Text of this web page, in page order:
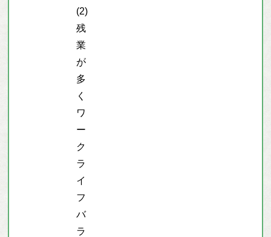
(2)
残
業
が
多
く
ワ
ー
ク
ラ
イ
フ
バ
ラ